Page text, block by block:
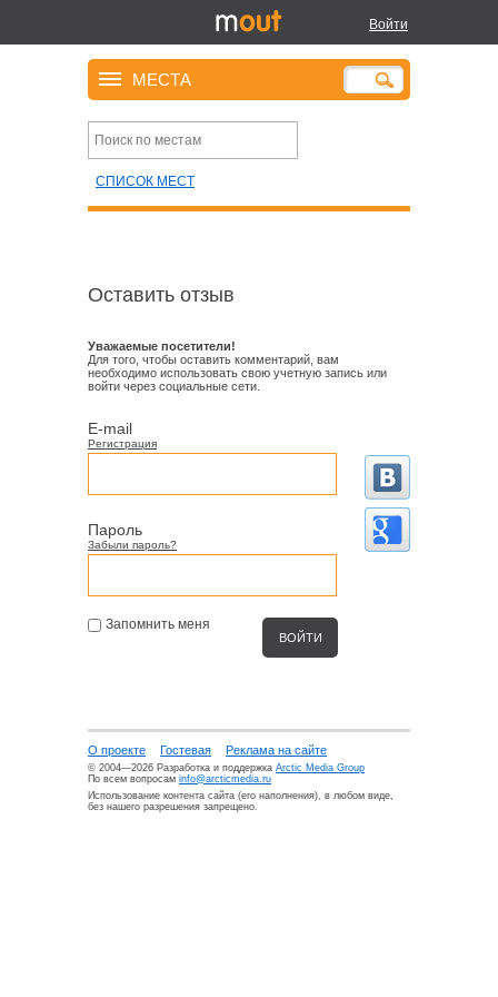
Войти
МЕСТА
СПИСОК МЕСТ
Оставить отзыв
Уважаемые посетители!
Для того, чтобы оставить комментарий, вам
необходимо использовать свою учетную запись или
войти через социальные сети.
E-mail
Регистрация
Пароль
Забыли пароль?
Запомнить меня
О проекте Гостевая Реклама на сайте
© 2004—2026 Разработка и поддержка Arctic Media Group
По всем вопросам info@arcticmedia.ru
Использование контента сайта (его наполнения), в любом виде,
без нашего разрешения запрещено.